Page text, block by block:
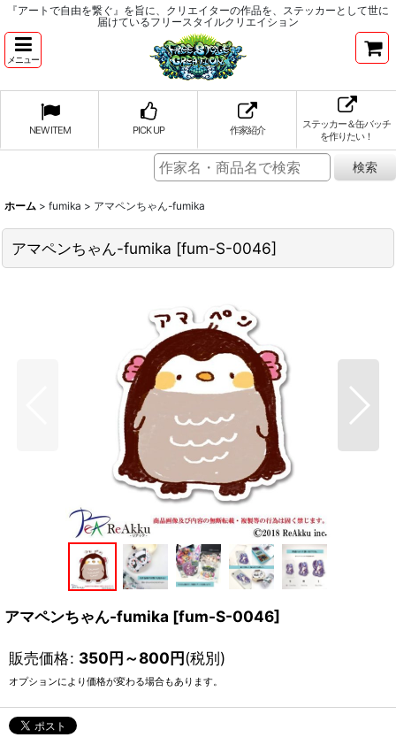
『アートで自由を繋ぐ』を旨に、クリエイターの作品を、ステッカーとして世に
届けているフリースタイルクリエイション
メニュー
NEW ITEM PICK UP 作家紹介
ステッカー＆缶バッチ
を作りたい！
ホーム > fumika > アマペンちゃん-fumika
アマペンちゃん-fumika [fum-S-0046]
アマペンちゃん-fumika [fum-S-0046]
販売価格: 350円～800円(税別)
オプションにより価格が変わる場合もあります。